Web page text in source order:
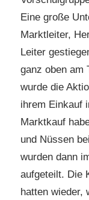
Eine große
Marktleiter,
Leiter
ganz oben am
wurde die
ihrem Einkauf
Marktkauf
und Nüssen
wurden dann
aufgeteilt. Die
hatten wieder,